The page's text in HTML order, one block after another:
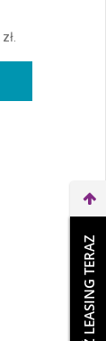
zł
WEŹ LEASING TERAZ